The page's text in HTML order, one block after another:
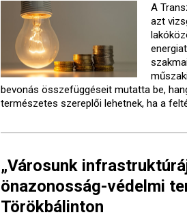
A
azt
bevonás összefüggéseit mutatta be,
természetes szereplői lehetnek, ha a
„Városunk
önazonosság-védelmi
Törökbálinton